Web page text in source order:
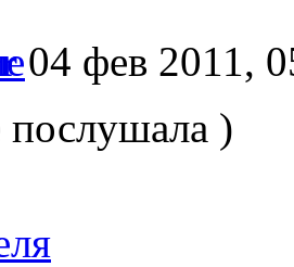
04 фев 2011,
)